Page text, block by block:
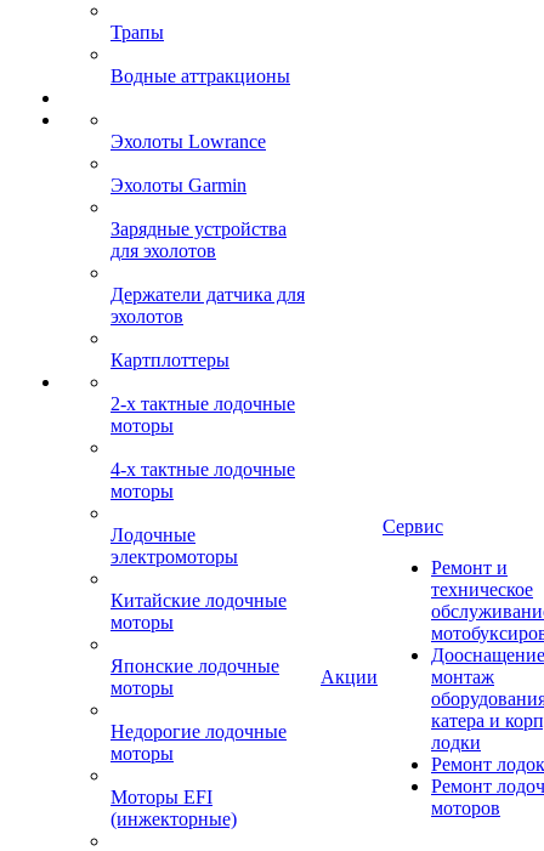
Трапы
Водные аттракционы
Эхолоты Lowrance
Эхолоты Garmin
Зарядные устройства
для эхолотов
Держатели датчика для
эхолотов
Картплоттеры
2-х тактные лодочные
моторы
4-х тактные лодочные
моторы
Лодочные
электромоторы
Китайские лодочные
моторы
Японские лодочные
моторы
Недорогие лодочные
моторы
Моторы EFI
(инжекторные)
Акции
Сервис
Ремонт и
техническое
монтаж
катера и
лодки
Ремонт
Ремонт
моторов